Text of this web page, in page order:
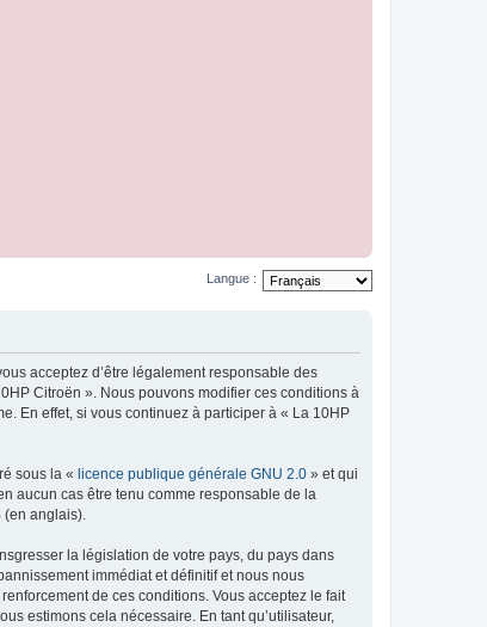
Langue :
acceptez d’être légalement responsable des
Citroën ». Nous pouvons modifier ces conditions à
En effet, si vous continuez à participer à « La 10HP
sous la « licence publique générale GNU 2.0 » et qui
aucun cas être tenu comme responsable de la
(en anglais).
la législation de votre pays, du pays dans
immédiat et définitif et nous nous
de ces conditions. Vous acceptez le fait
estimons cela nécessaire. En tant qu’utilisateur,